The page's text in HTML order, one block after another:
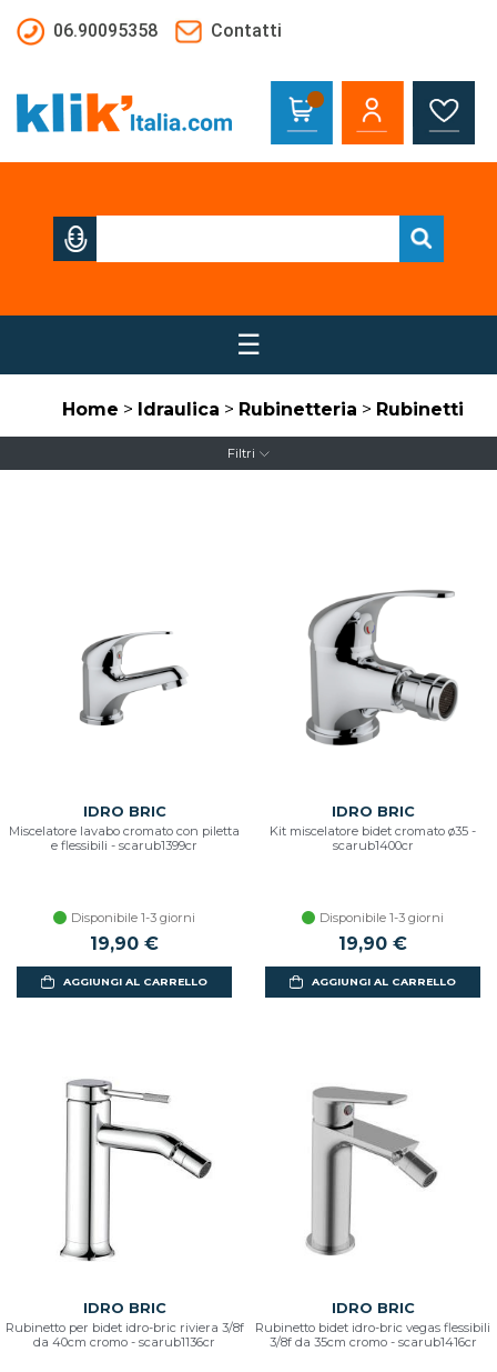
06.90095358
Contatti
☰
Home > Idraulica > Rubinetteria > Rubinetti
Filtri
IDRO BRIC
Miscelatore lavabo cromato con piletta
e flessibili - scarub1399cr
Disponibile 1-3 giorni
19,90 €
AGGIUNGI AL CARRELLO
IDRO BRIC
Kit miscelatore bidet cromato ø35 -
scarub1400cr
Disponibile 1-3 giorni
19,90 €
AGGIUNGI AL CARRELLO
IDRO BRIC
Rubinetto per bidet idro-bric riviera 3/8f
da 40cm cromo - scarub1136cr
IDRO BRIC
Rubinetto bidet idro-bric vegas flessibili
3/8f da 35cm cromo - scarub1416cr